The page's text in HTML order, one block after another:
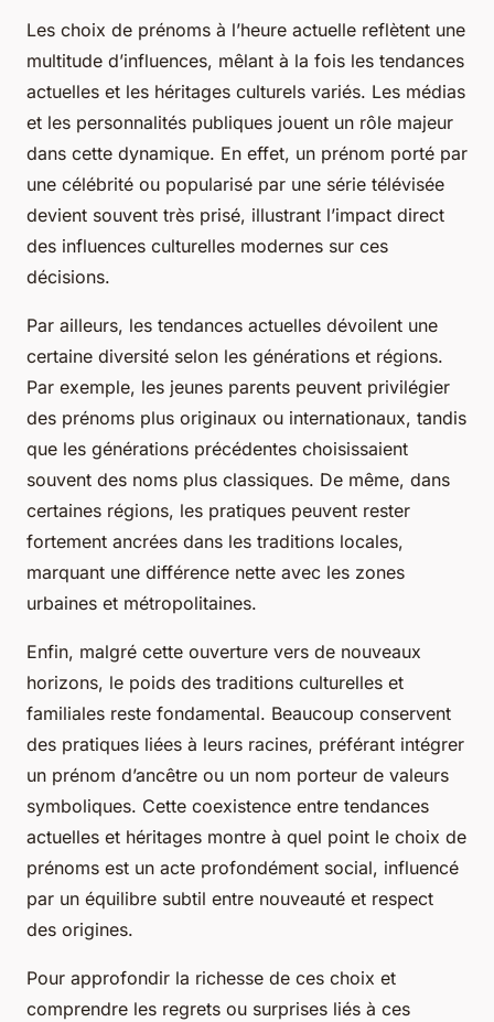
Les choix de prénoms à l’heure actuelle reflètent une
multitude d’influences, mêlant à la fois les tendances
actuelles et les héritages culturels variés. Les médias
et les personnalités publiques jouent un rôle majeur
dans cette dynamique. En effet, un prénom porté par
une célébrité ou popularisé par une série télévisée
devient souvent très prisé, illustrant l’impact direct
des influences culturelles modernes sur ces
décisions.
Par ailleurs, les tendances actuelles dévoilent une
certaine diversité selon les générations et régions.
Par exemple, les jeunes parents peuvent privilégier
des prénoms plus originaux ou internationaux, tandis
que les générations précédentes choisissaient
souvent des noms plus classiques. De même, dans
certaines régions, les pratiques peuvent rester
fortement ancrées dans les traditions locales,
marquant une différence nette avec les zones
urbaines et métropolitaines.
Enfin, malgré cette ouverture vers de nouveaux
horizons, le poids des traditions culturelles et
familiales reste fondamental. Beaucoup conservent
des pratiques liées à leurs racines, préférant intégrer
un prénom d’ancêtre ou un nom porteur de valeurs
symboliques. Cette coexistence entre tendances
actuelles et héritages montre à quel point le choix de
prénoms est un acte profondément social, influencé
par un équilibre subtil entre nouveauté et respect
des origines.
Pour approfondir la richesse de ces choix et
comprendre les regrets ou surprises liés à ces